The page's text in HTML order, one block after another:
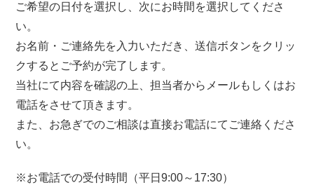
ご希望の日付を選択し、次にお時間を選択してくださ
い。
お名前・ご連絡先を入力いただき、送信ボタンをクリッ
クするとご予約が完了します。
当社にて内容を確認の上、担当者からメールもしくはお
電話をさせて頂きます。
また、お急ぎでのご相談は直接お電話にてご連絡くださ
い。
お電話での受付時間（平日9:00～17:30）